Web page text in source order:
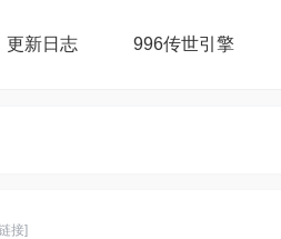
更新日志 996传世引擎
接]